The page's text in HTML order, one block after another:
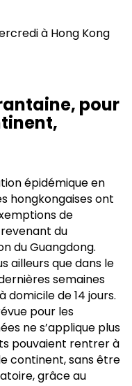
à Hong Kong
pour
épidémique en
hongkongaises ont
de
du
du Guangdong.
ailleurs que dans le
semaines
de 14 jours.
pour les
ne s’applique plus
pouvaient rentrer à
continent, sans être
grâce au